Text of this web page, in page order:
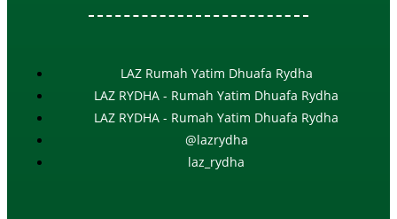
LAZ Rumah Yatim Dhuafa Rydha
LAZ RYDHA - Rumah Yatim Dhuafa Rydha
LAZ RYDHA - Rumah Yatim Dhuafa Rydha
@lazrydha
laz_rydha